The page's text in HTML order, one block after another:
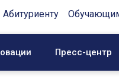
Абитуриенту
Пресс-центр